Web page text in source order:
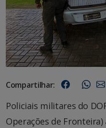
Compartilhar:
Policiais militares do
Operações de